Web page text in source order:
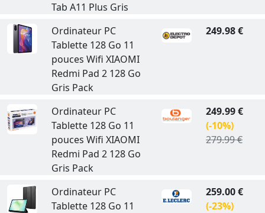
Tab A11 Plus Gris
Ordinateur PC
Tablette 128 Go 11
pouces Wifi XIAOMI
Redmi Pad 2 128 Go
Gris Pack
249.98 €
Ordinateur PC
Tablette 128 Go 11
pouces Wifi XIAOMI
Redmi Pad 2 128 Go
Gris Pack
249.99 €
(-10%)
279.99 €
Ordinateur PC
Tablette 128 Go 11
259.00 €
(-23%)